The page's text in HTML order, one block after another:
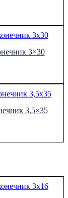
3×30
3,5×35